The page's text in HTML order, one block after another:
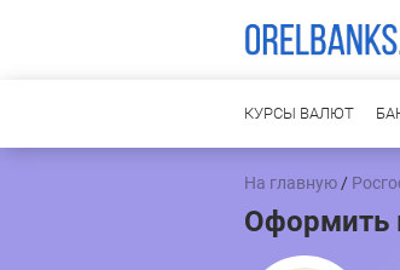
КУРСЫ ВАЛЮТ
На главную /
Оформить